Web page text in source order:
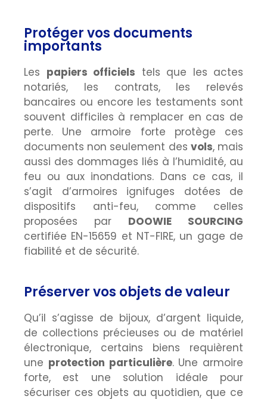
Protéger vos documents
importants
Les papiers officiels tels que les actes
notariés, les contrats, les relevés
bancaires ou encore les testaments sont
souvent difficiles à remplacer en cas de
perte. Une armoire forte protège ces
documents non seulement des vols, mais
aussi des dommages liés à l’humidité, au
feu ou aux inondations. Dans ce cas, il
s’agit d’armoires ignifuges dotées de
dispositifs anti-feu, comme celles
proposées par DOOWIE SOURCING
certifiée EN-15659 et NT-FIRE, un gage de
fiabilité et de sécurité.
Préserver vos objets de valeur
Qu’il s’agisse de bijoux, d’argent liquide,
de collections précieuses ou de matériel
électronique, certains biens requièrent
une protection particulière. Une armoire
forte, est une solution idéale pour
sécuriser ces objets au quotidien, que ce